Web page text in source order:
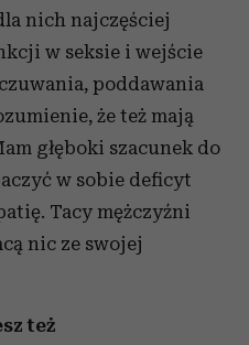
nich najczęściej
w seksie i wejście
poddawania
że też mają
głęboki szacunek do
w sobie deficyt
Tacy mężczyźni
nic ze swojej
też